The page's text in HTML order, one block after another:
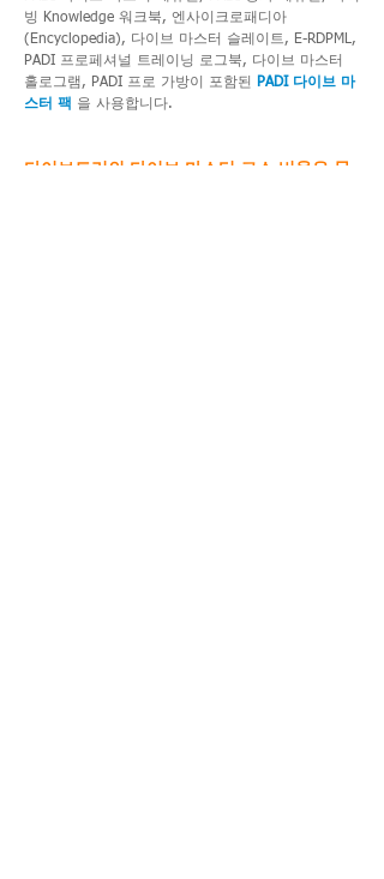
빙 Knowledge 워크북, 엔사이크로패디아
(Encyclopedia), 다이브 마스터 슬레이트, E-RDPML,
PADI 프로페셔널 트레이닝 로그북, 다이브 마스터
홀로그램, PADI 프로 가방이 포함된
PADI 다이브 마
스터 팩 을 사용합니다.
다이브트리의 다이브 마스터 코스 비용은 무